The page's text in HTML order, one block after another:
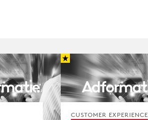
CUSTOMER EXPERIENCE